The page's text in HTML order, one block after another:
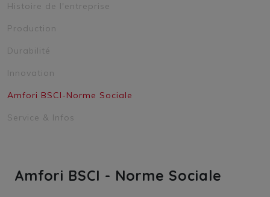
Amfori BSCI - Norme Sociale
Histoire de l'entreprise
Production
Durabilité
Innovation
Amfori BSCI-Norme Sociale
Service & Infos